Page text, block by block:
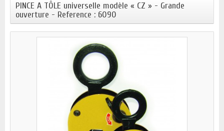
PINCE A TÔLE universelle modèle « CZ » - Grande
ouverture - Reference : 6090